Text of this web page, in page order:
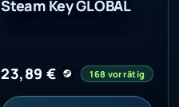
Steam Key GLOBAL
23,89€ 168 vorrätig